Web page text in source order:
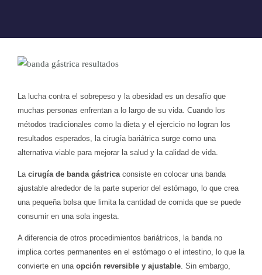
La lucha contra el sobrepeso y la obesidad es un desafío que
muchas personas enfrentan a lo largo de su vida. Cuando los
métodos tradicionales como la dieta y el ejercicio no logran los
resultados esperados, la cirugía bariátrica surge como una
alternativa viable para mejorar la salud y la calidad de vida.
La cirugía de banda gástricaconsiste en colocar una banda
ajustable alrededor de la parte superior del estómago, lo que crea
una pequeña bolsa que limita la cantidad de comida que se puede
consumir en una sola ingesta.
A diferencia de otros procedimientos bariátricos, la banda no
implica cortes permanentes en el estómago o el intestino, lo que la
convierte en una opción reversible y ajustable. Sin embargo,